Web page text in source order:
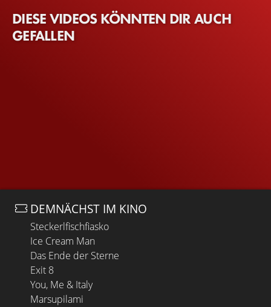
DIESE VIDEOS KÖNNTEN DIR AUCH
GEFALLEN
DEMNÄCHST IM KINO
Steckerlfischfiasko
Ice Cream Man
Das Ende der Sterne
Exit 8
You, Me & Italy
Marsupilami